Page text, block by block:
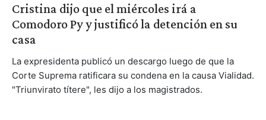
Cristina dijo que el miércoles irá a
Comodoro Py y justificó la detención en su
casa
La expresidenta publicó un descargo luego de que la
Corte Suprema ratificara su condena en la causa Vialidad.
"Triunvirato títere", les dijo a los magistrados.